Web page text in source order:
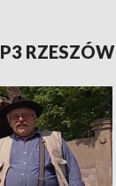
RZESZÓW